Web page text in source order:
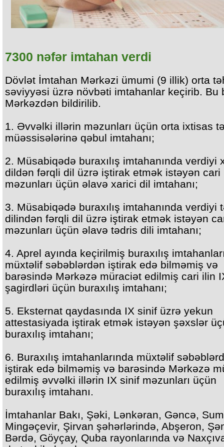
7300 nəfər imtahan verdi
Dövlət İmtahan Mərkəzi ümumi (9 illik) orta
səviyyəsi üzrə növbəti imtahanlar keçirib. Bu
Mərkəzdən bildirilib.
1. Əvvəlki illərin məzunları üçün orta ixtisas
müəssisələrinə qəbul imtahanı;
2. Müsabiqədə buraxılış imtahanında verdiyi
dildən fərqli dil üzrə iştirak etmək istəyən cari
məzunları üçün əlavə xarici dil imtahanı;
3. Müsabiqədə buraxılış imtahanında verdiyi
dilindən fərqli dil üzrə iştirak etmək istəyən
məzunları üçün əlavə tədris dili imtahanı;
4. Aprel ayında keçirilmiş buraxılış
müxtəlif səbəblərdən iştirak edə bilməmiş və
barəsində Mərkəzə müraciət edilmiş cari ilin
şagirdləri üçün buraxılış imtahanı;
5. Eksternat qaydasında IX sinif üzrə yekun
attestasiyada iştirak etmək istəyən şəxslər
buraxılış imtahanı;
6. Buraxılış imtahanlarında müxtəlif
iştirak edə bilməmiş və barəsində Mərkəzə
edilmiş əvvəlki illərin IX sinif məzunları üçün
buraxılış imtahanı.
İmtahanlar Bakı, Şəki, Lənkəran, Gəncə,
Mingəçevir, Şirvan şəhərlərində, Abşeron,
Bərdə, Göyçay, Quba rayonlarında və